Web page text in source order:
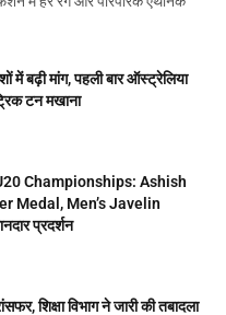
में बढ़ी मांग, पहली बार ऑस्ट्रेलिया
टन मखाना
Championships: Ashish
Medal, Men’s Javelin
प्रदर्शन
शिक्षा विभाग ने जारी की तबादला